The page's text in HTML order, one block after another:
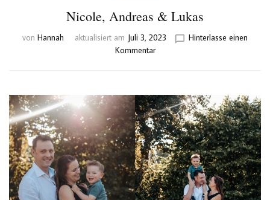
Nicole, Andreas & Lukas
von Hannah aktualisiert am Juli 3, 2023
Hinterlasse einen
Kommentarzu
Lukas